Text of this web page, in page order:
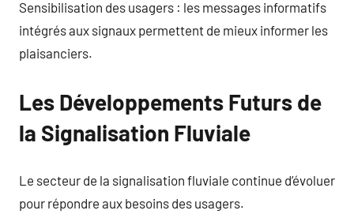
Sensibilisation des usagers : les messages informatifs
intégrés aux signaux permettent de mieux informer les
plaisanciers.
Les Développements Futurs de
la Signalisation Fluviale
Le secteur de la signalisation fluviale continue d’évoluer
pour répondre aux besoins des usagers.